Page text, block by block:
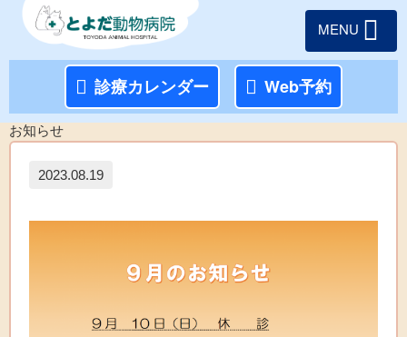
診療カレンダー Web予約
MENU
お知らせ
2023.08.19